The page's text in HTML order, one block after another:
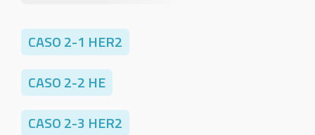
CASO 2-1 HER2
CASO 2-2 HE
CASO 2-3 HER2